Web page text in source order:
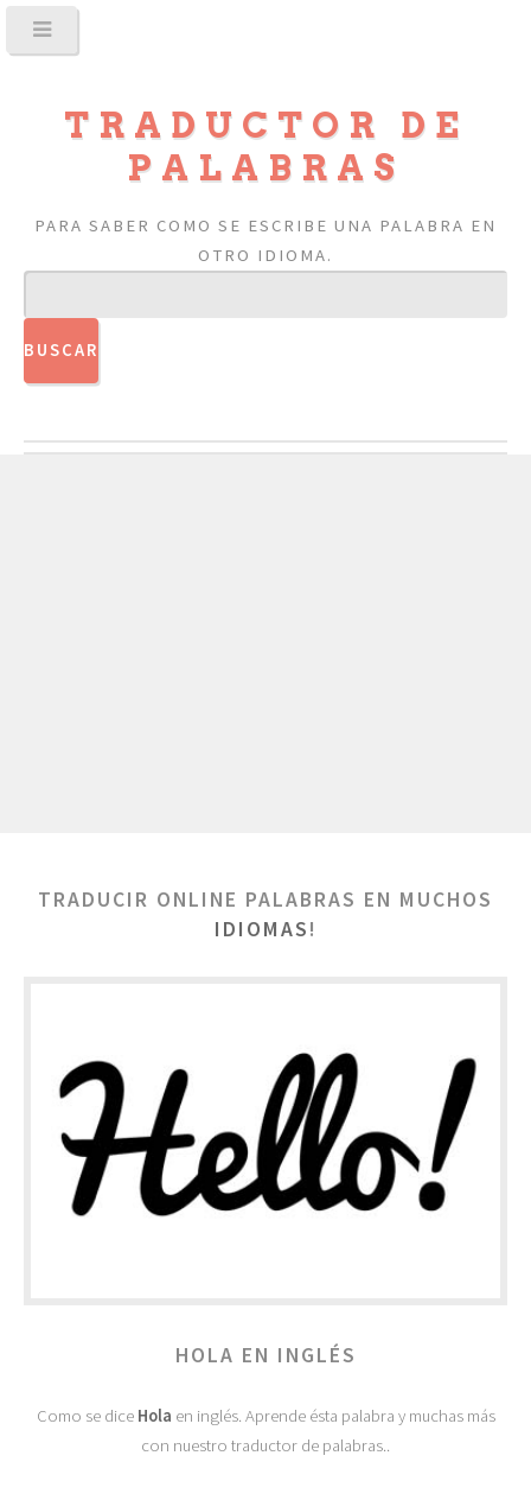
TRADUCTOR DE
PALABRAS
PARA SABER COMO SE ESCRIBE UNA PALABRA EN
OTRO IDIOMA.
TRADUCIR ONLINE PALABRAS EN MUCHOS
IDIOMAS!
HOLA EN INGLÉS
Como se dice Hola en inglés. Aprende ésta palabra y muchas más
con nuestro traductor de palabras..